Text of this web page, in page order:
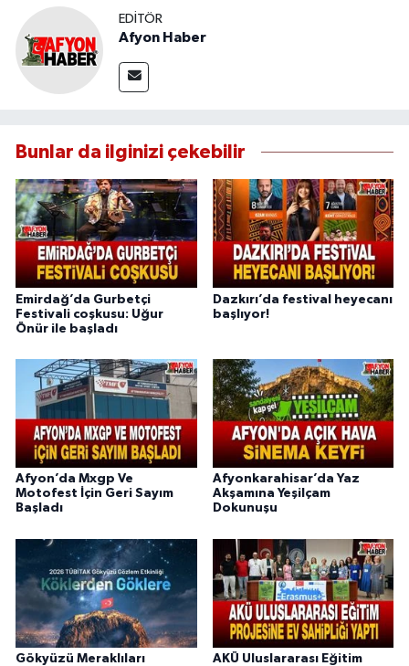
EDITÖR
Afyon Haber
Bunlar da ilginizi çekebilir
Emirdağ’da Gurbetçi
Festivali coşkusu: Uğur
Önür ile başladı
Dazkırı’da festival heyecanı
başlıyor!
Afyon’da Mxgp Ve
Motofest İçin Geri Sayım
Başladı
Afyonkarahisar’da Yaz
Akşamına Yeşilçam
Dokunuşu
Gökyüzü Meraklıları AKÜ Uluslararası Eğitim